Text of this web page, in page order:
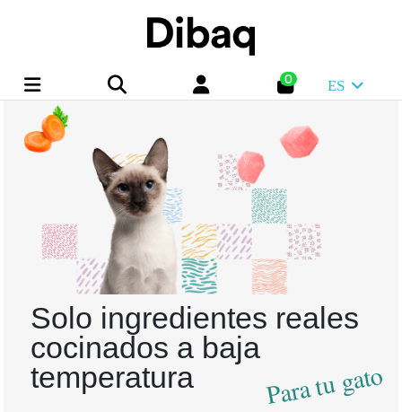
0 ES
Solo ingredientes reales
cocinados a baja
temperatura
Para tu gato